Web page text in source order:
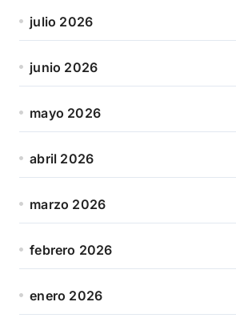
julio 2026
junio 2026
mayo 2026
abril 2026
marzo 2026
febrero 2026
enero 2026